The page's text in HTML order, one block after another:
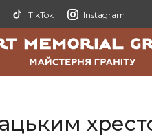
TikTok Instagram